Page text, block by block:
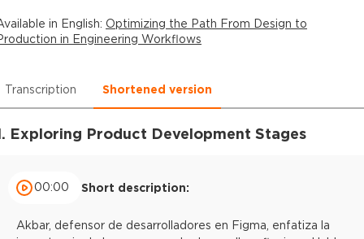
in English: Optimizing the Path From Design to
in Engineering Workflows
Transcription Shortened version
Exploring Product Development Stages
00:00 Short description:
Akbar, defensor de desarrolladores en Figma, enfatiza la